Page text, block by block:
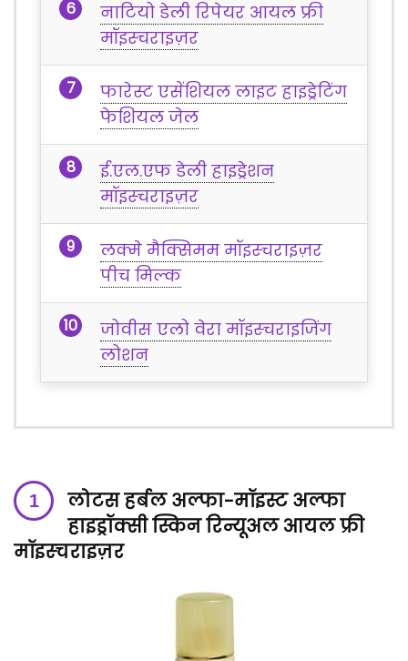
नाटियो डेली रिपेयर आयल फ्री
मॉइस्चराइज़र
फारेस्ट एसेंशियल लाइट हाइड्रेटिंग
फेशियल जेल
ई.एल.एफ डेली हाइड्रेशन
मॉइस्चराइज़र
लक्मे मैक्सिमम मॉइस्चराइज़र
पीच मिल्क
जोवीस एलो वेरा मॉइस्चराइजिंग
लोशन
लोटस हर्बल अल्फा-मॉइस्ट अल्फा
हाइड्रॉक्सी स्किन रिन्यूअल आयल फ्री
मॉइस्चराइज़र